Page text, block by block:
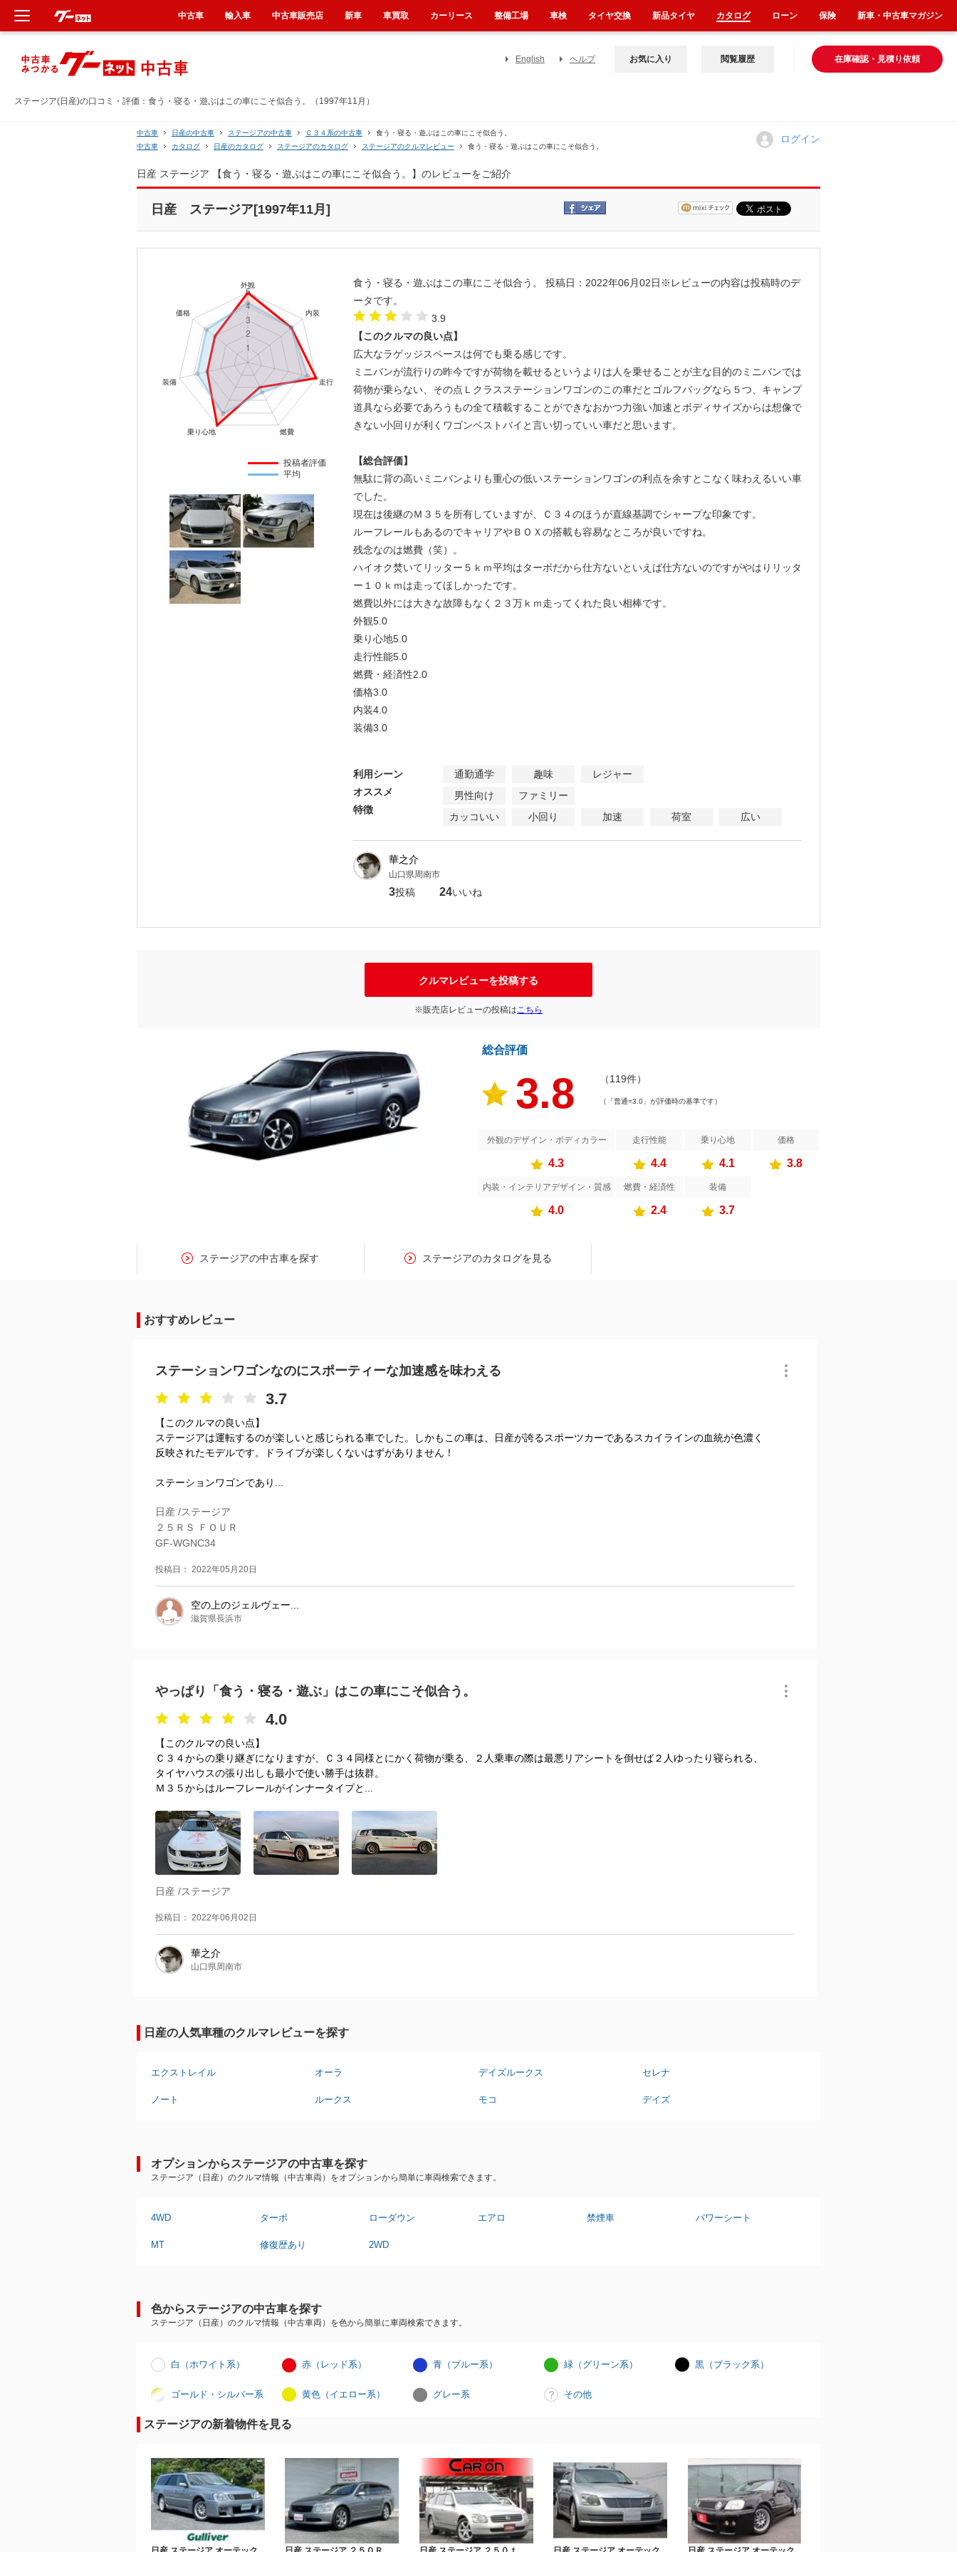
ステージア(日産)の口コミ・評価：食う・寝る・遊ぶはこの車にこそ似合う。（1997年11月）
English ヘルプ 在庫確認・見積り依頼
お気に入り 閲覧履歴
中古車 日産の中古車 ステージアの中古車 Ｃ３４系の中古車
食う・寝る・遊ぶはこの車にこそ似合う。
中古車
カタログ 日産のカタログ ステージアのカタログ ステージアのクルマレビュー 食う・寝る・遊ぶはこの車にこそ似合う。
ログイン
日産 ステージア 【食う・寝る・遊ぶはこの車にこそ似合う。】のレビューをご紹介
日産 ステージア[1997年11月]
投稿者評価
平均
食う・寝る・遊ぶはこの車にこそ似合う。 投稿日：2022年06月02日 ※レビューの内容は投稿時のデ
ータです。
3.9
【このクルマの良い点】
広大なラゲッジスペースは何でも乗る感じです。
ミニバンが流行りの昨今ですが荷物を載せるというよりは人を乗せることが主な目的のミニバンでは
荷物が乗らない、その点Ｌクラスステーションワゴンのこの車だとゴルフバッグなら５つ、キャンプ
道具なら必要であろうもの全て積載することができなおかつ力強い加速とボディサイズからは想像で
きない小回りが利くワゴンベストバイと言い切っていい車だと思います。
【総合評価】
無駄に背の高いミニバンよりも重心の低いステーションワゴンの利点を余すとこなく味わえるいい車
でした。
現在は後継のＭ３５を所有していますが、Ｃ３４のほうが直線基調でシャープな印象です。
ルーフレールもあるのでキャリアやＢＯＸの搭載も容易なところが良いですね。
残念なのは燃費（笑）。
ハイオク焚いてリッター５ｋｍ平均はターボだから仕方ないといえば仕方ないのですがやはりリッタ
ー１０ｋｍは走ってほしかったです。
燃費以外には大きな故障もなく２３万ｋｍ走ってくれた良い相棒です。
外観5.0
乗り心地5.0
走行性能5.0
燃費・経済性2.0
価格3.0
内装4.0
装備3.0
利用シーン 通勤通学 趣味
レジャー
オススメ
男性向け
ファミリー
特徴
カッコいい 小回り 加速 荷室 広い
華之介
山口県周南市
3投稿 24いいね
クルマレビューを投稿する
※販売店レビューの投稿はこちら
総合評価
3.8 （119件）
（「普通=3.0」が評価時の基準です）
外観のデザイン・ボディカラー 走行性能 乗り心地 価格
4.3 4.4 4.1 3.8
内装・インテリアデザイン・質感 燃費・経済性 装備
4.0 2.4 3.7
ステージアの中古車を探す ステージアのカタログを見る
おすすめレビュー
ステーションワゴンなのにスポーティーな加速感を味わえる
3.7
【このクルマの良い点】
ステージアは運転するのが楽しいと感じられる車でした。しかもこの車は、日産が誇るスポーツカーであるスカイラインの血統が色濃く
反映されたモデルです。ドライブが楽しくないはずがありません！
ステーションワゴンであり...
日産 /ステージア
２５ＲＳ ＦＯＵＲ
GF-WGNC34
投稿日： 2022年05月20日
空の上のジェルヴェー...
滋賀県長浜市
やっぱり「食う・寝る・遊ぶ」はこの車にこそ似合う。
4.0
【このクルマの良い点】
Ｃ３４からの乗り継ぎになりますが、Ｃ３４同様とにかく荷物が乗る、２人乗車の際は最悪リアシートを倒せば２人ゆったり寝られる、
タイヤハウスの張り出しも最小で使い勝手は抜群。
Ｍ３５からはルーフレールがインナータイプと...
日産 /ステージア
投稿日： 2022年06月02日
華之介
山口県周南市
日産の人気車種のクルマレビューを探す
エクストレイル オーラ デイズルークス セレナ
ノート ルークス モコ デイズ
オプションからステージアの中古車を探す
ステージア（日産）のクルマ情報（中古車両）をオプションから簡単に車両検索できます。
4WD ターボ ローダウン エアロ 禁煙車 パワーシート
MT 修復歴あり 2WD
色からステージアの中古車を探す
ステージア（日産）のクルマ情報（中古車両）を色から簡単に車両検索できます。
白（ホワイト系） 赤（レッド系） 青（ブルー系） 緑（グリーン系） 黒（ブラック系）
ゴールド・シルバー系 黄色（イエロー系） グレー系 その他
ステージアの新着物件を見る
中古車 輸入車 中古車販売店 新車 車買取 カーリース 整備工場 車検 タイヤ交換 新品タイヤ カタログ ローン 保険 新車・中古車マガジン
新車
中古車